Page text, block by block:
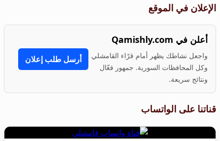
الإعلان في الموقع
أعلن في Qamishly.com
واجعل نشاطك يظهر أمام قرّاء القامشلي
وكل المحافظات السورية. جمهور فعّال
ونتائج سريعة.
أرسل طلب إعلان
قناتنا على الواتساب